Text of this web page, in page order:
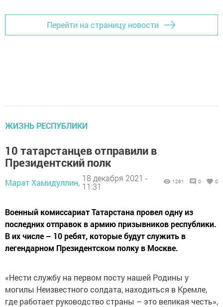
Перейти на страницу новости
ЖИЗНЬ РЕСПУБЛИКИ
10 татарстанцев отправили в
Президентский полк
Марат Хамидуллин, 18 декабря 2021 -
11:31
1261 0 0
Военный комиссариат Татарстана провел одну из
последних отправок в армию призывников республики.
В их числе – 10 ребят, которые будут служить в
легендарном Президентском полку в Москве.
«Нести службу на первом посту нашей Родины у
могилы Неизвестного солдата, находиться в Кремле,
где работает руководство страны – это великая честь»,